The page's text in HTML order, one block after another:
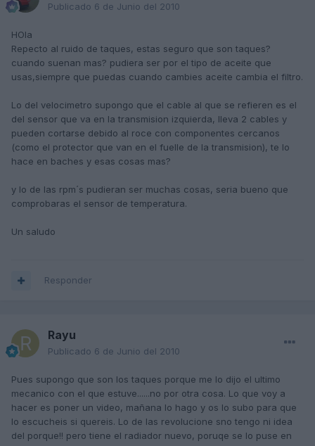
Publicado 6 de Junio del 2010
HOla
Repecto al ruido de taques, estas seguro que son taques?
cuando suenan mas? pudiera ser por el tipo de aceite que
usas,siempre que puedas cuando cambies aceite cambia el filtro.
Lo del velocimetro supongo que el cable al que se refieren es el
del sensor que va en la transmision izquierda, lleva 2 cables y
pueden cortarse debido al roce con componentes cercanos
(como el protector que van en el fuelle de la transmision), te lo
hace en baches y esas cosas mas?
y lo de las rpm´s pudieran ser muchas cosas, seria bueno que
comprobaras el sensor de temperatura.
Un saludo
Responder
Rayu
Publicado 6 de Junio del 2010
Pues supongo que son los taques porque me lo dijo el ultimo
mecanico con el que estuve......no por otra cosa. Lo que voy a
hacer es poner un video, mañana lo hago y os lo subo para que
lo escucheis si quereis. Lo de las revolucione sno tengo ni idea
del porque!! pero tiene el radiador nuevo, poruqe se lo puse en